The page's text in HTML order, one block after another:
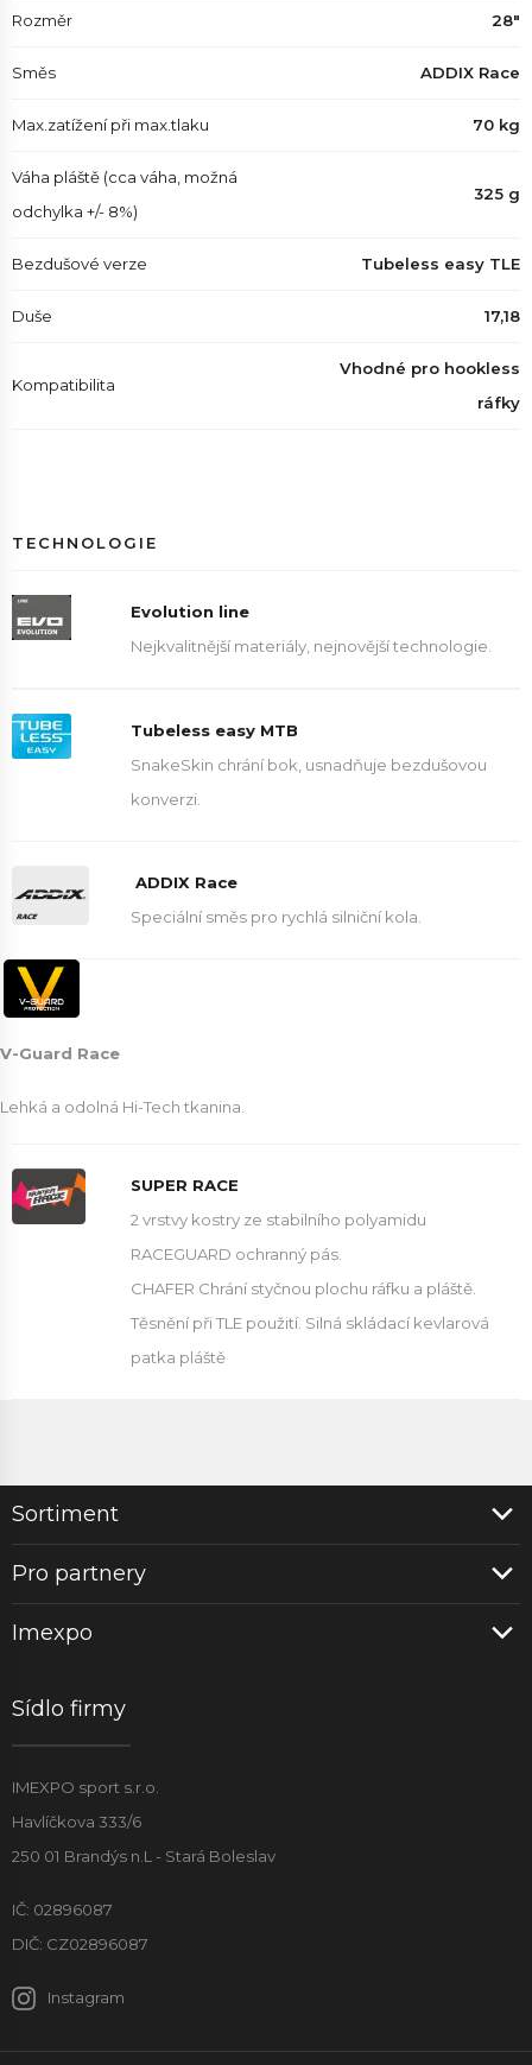
Rozměr 28"
Směs ADDIX Race
Max.zatížení při max.tlaku 70 kg
Váha pláště (cca váha, možná
odchylka +/- 8%)
325 g
Bezdušové verze Tubeless easy TLE
Duše 17,18
Kompatibilita
Vhodné pro hookless
ráfky
TECHNOLOGIE
Evolution line
Nejkvalitnější materiály, nejnovější technologie.
Tubeless easy MTB
SnakeSkin chrání bok, usnadňuje bezdušovou
konverzi.
ADDIX Race
Speciální směs pro rychlá silniční kola.
V-Guard Race
Lehká a odolná Hi-Tech tkanina.
SUPER RACE
2 vrstvy kostry ze stabilního polyamidu
RACEGUARD ochranný pás.
CHAFER Chrání styčnou plochu ráfku a pláště.
Těsnění při TLE použití. Silná skládací kevlarová
patka pláště
Sortiment
Pro partnery
Imexpo
Sídlo firmy
IMEXPO sport s.r.o.
Havlíčkova 333/6
250 01 Brandýs n.L - Stará Boleslav
IČ: 02896087
DIČ: CZ02896087
Instagram